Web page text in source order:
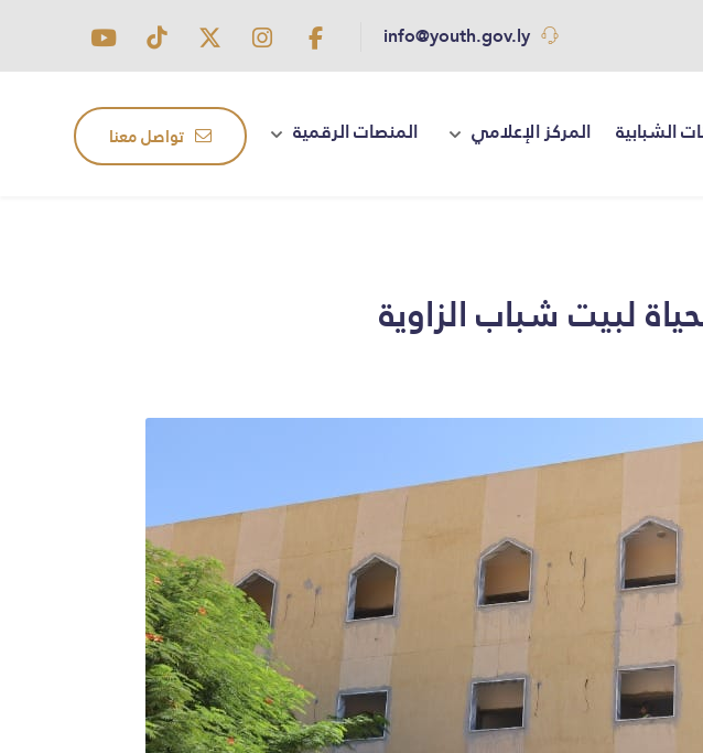
info@youth.gov.ly
تواصل معنا الشبابية المركز الإعلامي المنصات الرقمية
لبيت شباب الزاوية